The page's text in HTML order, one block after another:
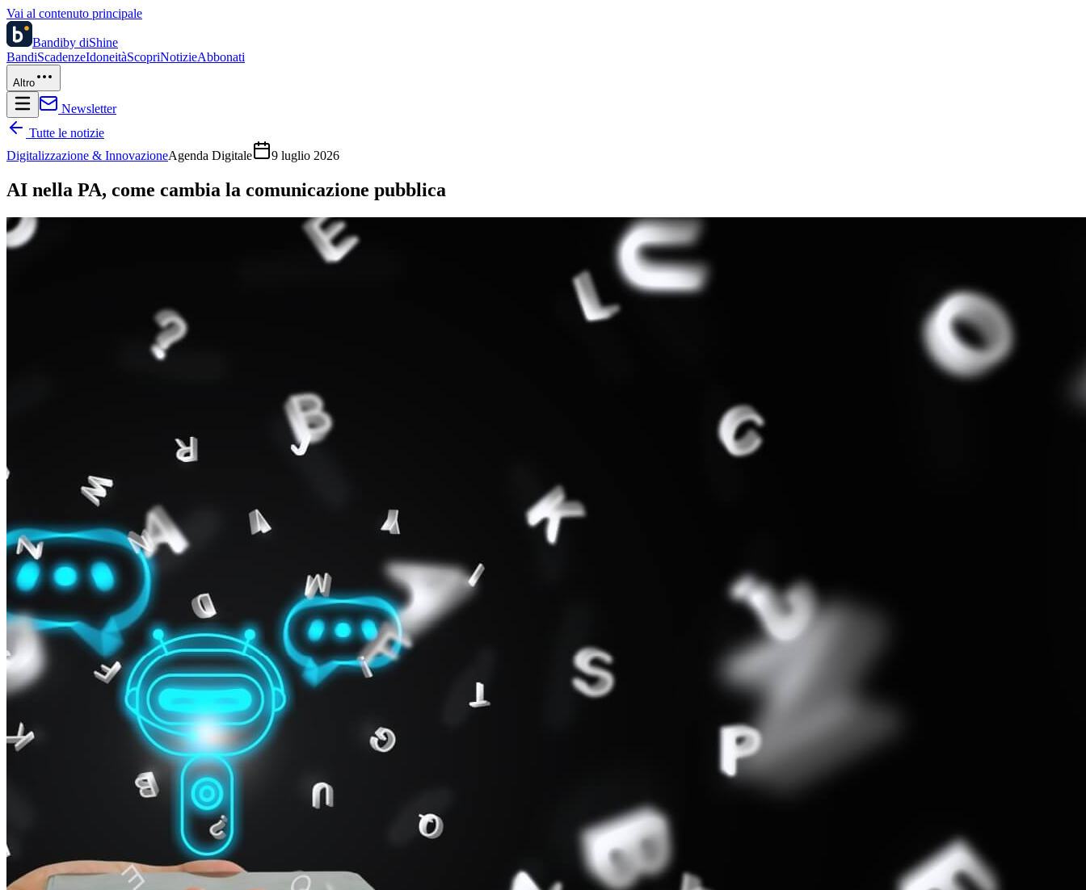
Vai al contenuto principale
Bandiby diShine
BandiScadenzeIdoneitàScopriNotizieAbbonati
Altro
Newsletter
Tutte le notizie
Digitalizzazione & InnovazioneAgenda Digitale 9 luglio 2026
AI nella PA, come cambia la comunicazione pubblica